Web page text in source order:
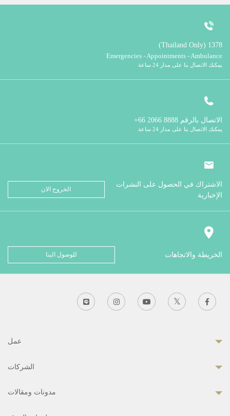
1378 (Thailand Only)
Emergencies - Appointments - Ambulance
يمكنك الاتصال بنا على مدار 24 ساعة
الاتصال بالرقم
يمكنك الاتصال بنا على مدار 24 ساعة
الاشتراك في الحصول على النشرات
الإخبارية
الخروج الان
الخريطة والاتجاهات للوصول الينا
عمل
الشركات
مدونات ومقالات